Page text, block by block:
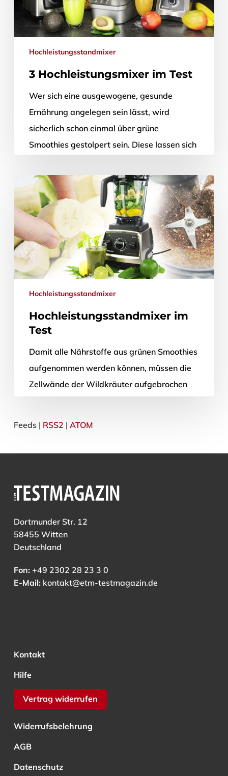
Hochleistungsstandmixer
3 Hochleistungsmixer im Test
Wer sich eine ausgewogene, gesunde
Ernährung angelegen sein lässt, wird
sicherlich schon einmal über grüne
Smoothies gestolpert sein. Diese lassen sich
28. Dezember 2015
Hochleistungsstandmixer
Hochleistungsstandmixer im
Test
Damit alle Nährstoffe aus grünen Smoothies
aufgenommen werden können, müssen die
Zellwände der Wildkräuter aufgebrochen
ein…
Feeds | RSS2 | ATOM
Dortmunder Str. 12
58455 Witten
Deutschland
Fon:+49 2302 28 23 3 0
E-Mail: kontakt@etm-testmagazin.de
Kontakt
Hilfe
Vertrag widerrufen
Widerrufsbelehrung
AGB
Datenschutz